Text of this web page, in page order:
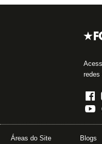
redes
Áreas do Site Blogs